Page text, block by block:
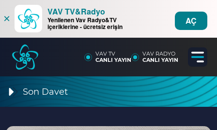
×
VAV TV&Radyo
Yenilenen Vav Radyo&TV
içeriklerine - ücretsiz erişin
AÇ
VAV TV
CANLI YAYIN
VAV RADYO
CANLI YAYIN
Son Davet